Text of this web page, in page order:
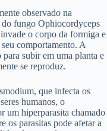
observado na
fungo Ophiocordyceps
o corpo da formiga e
comportamento. A
subir em uma planta e
se reproduz.
que infecta os
humanos, o
um hiperparasita chamado
os parasitas pode afetar a